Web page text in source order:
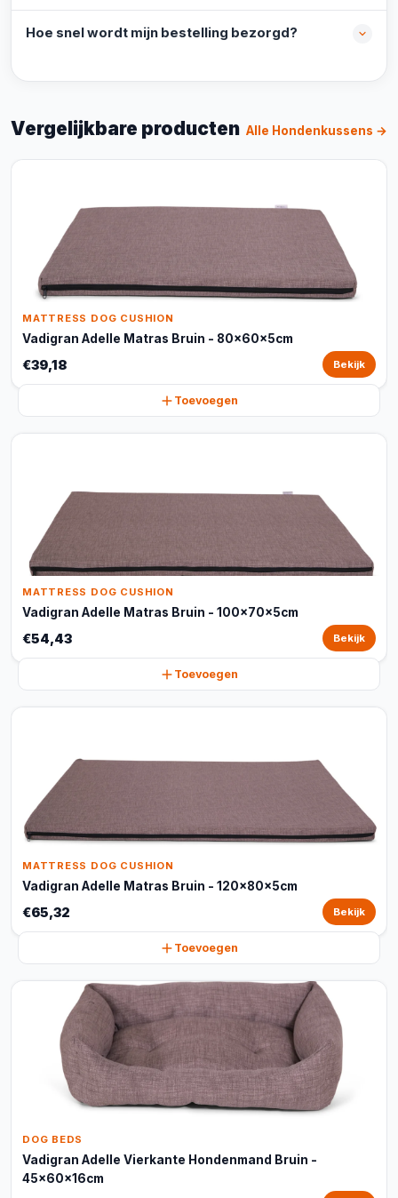
Hoe snel wordt mijn bestelling bezorgd?
Vergelijkbare producten Alle Hondenkussens →
MATTRESS DOG CUSHION
Vadigran Adelle Matras Bruin - 80x60x5cm
€39,18 Bekijk
Toevoegen
MATTRESS DOG CUSHION
Vadigran Adelle Matras Bruin - 100x70x5cm
€54,43 Bekijk
Toevoegen
MATTRESS DOG CUSHION
Vadigran Adelle Matras Bruin - 120x80x5cm
€65,32 Bekijk
Toevoegen
DOG BEDS
Vadigran Adelle Vierkante Hondenmand Bruin -
45x60x16cm